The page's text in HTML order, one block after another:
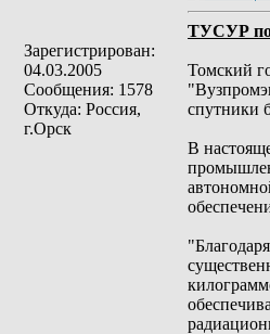
Зарегистрирован:
04.03.2005
Сообщения: 1578
Откуда: Россия,
г.Орск
ТУСУР
Томский
спутники
В